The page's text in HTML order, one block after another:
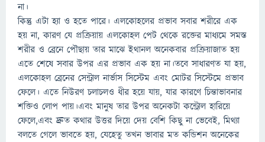
না।
কিন্তু এটা হ্যা ও হতে পারে। এলকোহলের প্রভাব সবার শরীরে এক
হয় না, কারণ যে প্রক্রিয়ায় এলকোহল পেট থেকে রক্তের মাধ্যমে সমস্ত
শরীর ও ব্রেনে পৌছায় তার মাঝে ইথানল অনেকবার প্রক্রিয়াজাত হয়
এতে শেষে সবার উপর এর প্রভাব এক হয় না।তবে সাধারণত যা হয়,
এলকোহল ব্রেনের সেন্ট্রাল নার্ভাস সিস্টেম এবং মোটর সিস্টেমে প্রভাব
ফেলে। এতে নিউরণ চলাচলও ধীর হয়ে যায়, যার কারণে চিন্তাভাবনার
শক্তিও লোপ পায়।এবং মানুষ তার উপর অনেকটা কন্ট্রোল হারিয়ে
ফেলে,এবং দ্রুত কথার উত্তর দিয়ে দেয় বেশি কিছু না ভেবেই, মিথ্যা
বলতে গেলে ভাবতে হয়, যেহেতু তখন ভাবার মত কন্ডিশন অনেকের